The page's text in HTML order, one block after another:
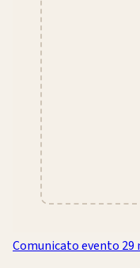
Comunicato evento 29